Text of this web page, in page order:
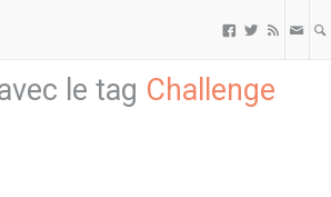
  
le tag Challenge